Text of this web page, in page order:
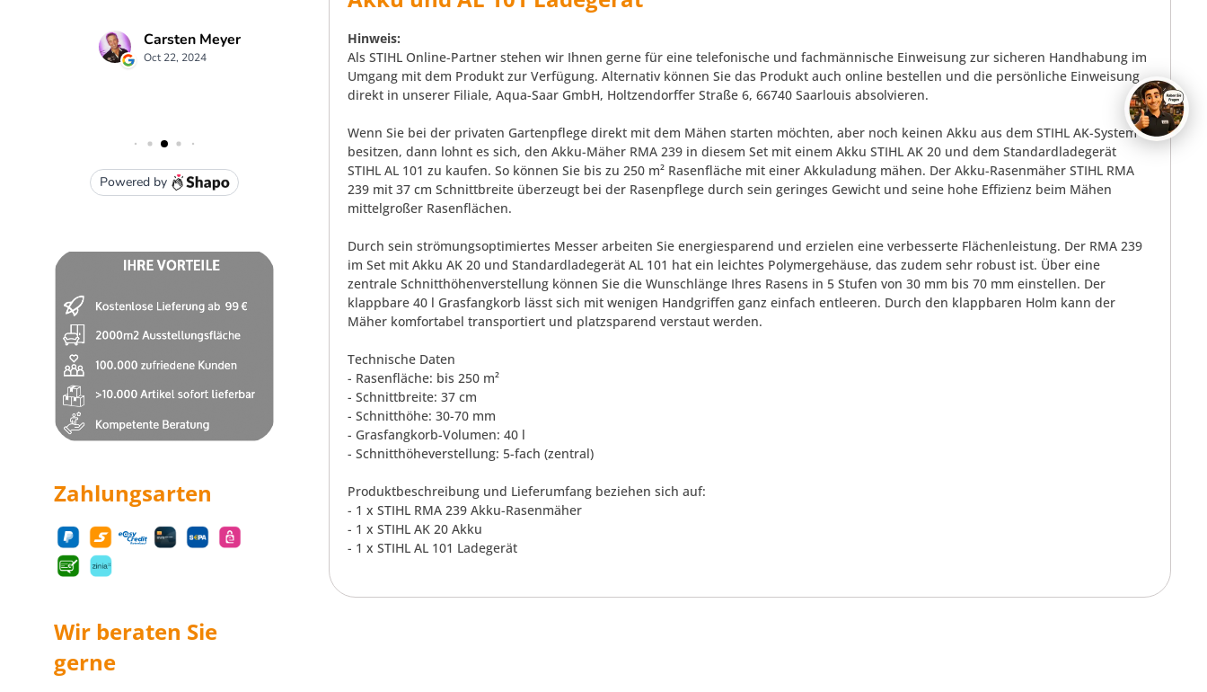
Zahlungsarten
Wir beraten Sie
gerne
Hinweis:
Als STIHL Online-Partner stehen wir Ihnen gerne für eine telefonische und fachmännische Einweisung zur sicheren Handhabung im
Umgang mit dem Produkt zur Verfügung. Alternativ können Sie das Produkt auch online bestellen und die persönliche Einweisung
direkt in unserer Filiale, Aqua-Saar GmbH, Holtzendorffer Straße 6, 66740 Saarlouis absolvieren.
Wenn Sie bei der privaten Gartenpflege direkt mit dem Mähen starten möchten, aber noch keinen Akku aus dem STIHL AK-System
besitzen, dann lohnt es sich, den Akku-Mäher RMA 239 in diesem Set mit einem Akku STIHL AK 20 und dem Standardladegerät
STIHL AL 101 zu kaufen. So können Sie bis zu 250 m² Rasenfläche mit einer Akkuladung mähen. Der Akku-Rasenmäher STIHL RMA
239 mit 37 cm Schnittbreite überzeugt bei der Rasenpflege durch sein geringes Gewicht und seine hohe Effizienz beim Mähen
mittelgroßer Rasenflächen.
Durch sein strömungsoptimiertes Messer arbeiten Sie energiesparend und erzielen eine verbesserte Flächenleistung. Der RMA 239
im Set mit Akku AK 20 und Standardladegerät AL 101 hat ein leichtes Polymergehäuse, das zudem sehr robust ist. Über eine
zentrale Schnitthöhenverstellung können Sie die Wunschlänge Ihres Rasens in 5 Stufen von 30 mm bis 70 mm einstellen. Der
klappbare 40 l Grasfangkorb lässt sich mit wenigen Handgriffen ganz einfach entleeren. Durch den klappbaren Holm kann der
Mäher komfortabel transportiert und platzsparend verstaut werden.
Technische Daten
- Rasenfläche: bis 250 m²
- Schnittbreite: 37 cm
- Schnitthöhe: 30-70 mm
- Grasfangkorb-Volumen: 40 l
- Schnitthöheverstellung: 5-fach (zentral)
Produktbeschreibung und Lieferumfang beziehen sich auf:
- 1 x STIHL RMA 239 Akku-Rasenmäher
- 1 x STIHL AK 20 Akku
- 1 x STIHL AL 101 Ladegerät